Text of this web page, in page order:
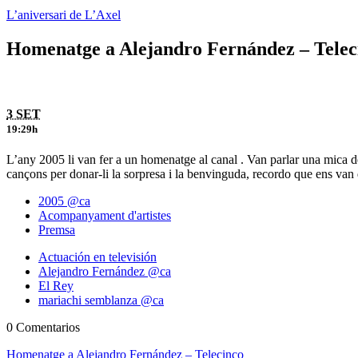
L’aniversari de L’Axel
Homenatge a Alejandro Fernández –
3 SET
19:29h
L’any 2005 li van fer a un homenatge al canal . Van parlar una mica
cançons per donar-li la sorpresa i la benvinguda, recordo que ens
2005 @ca
Acompanyament d'artistes
Premsa
Actuación en televisión
Alejandro Fernández @ca
El Rey
mariachi semblanza @ca
0 Comentarios
Homenatge a Alejandro Fernández – Telecinco